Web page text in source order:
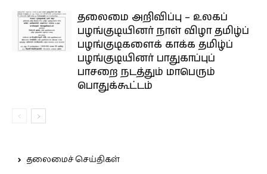
தலைமை அறிவிப்பு – உலகப்
பழங்குடியினர் நாள் விழா தமிழ்ப்
பழங்குடிகளைக் காக்க தமிழ்ப்
பழங்குடியினர் பாதுகாப்புப்
பாசறை நடத்தும் மாபெரும்
பொதுக்கூட்டம்
தலைமைச் செய்திகள்